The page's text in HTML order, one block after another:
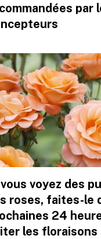
par
voyez des
roses, faites-le
24
les floraisons